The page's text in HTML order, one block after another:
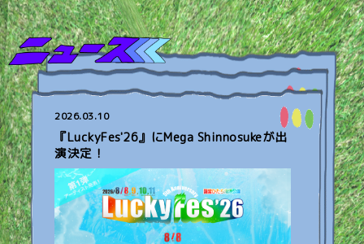
2026.03.10
『LuckyFes'26』にMega Shinnosukeが出
演決定！